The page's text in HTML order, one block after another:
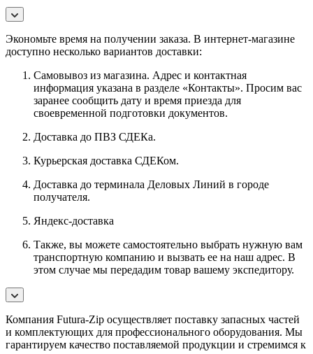
Экономьте время на получении заказа. В интернет-магазине
доступно несколько вариантов доставки:
Самовывоз из магазина. Адрес и контактная
информация указана в разделе «Контакты». Просим вас
заранее сообщить дату и время приезда для
своевременной подготовки документов.
Доставка до ПВЗ СДЕКа.
Курьерская доставка СДЕКом.
Доставка до терминала Деловых Линий в городе
получателя.
Яндекс-доставка
Также, вы можете самостоятельно выбрать нужную вам
транспортную компанию и вызвать ее на наш адрес. В
этом случае мы передадим товар вашему экспедитору.
Компания Futura-Zip осуществляет поставку запасных частей
и комплектующих для профессионального оборудования. Мы
гарантируем качество поставляемой продукции и стремимся к